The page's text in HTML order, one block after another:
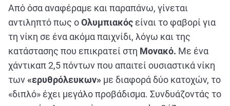
Από όσα αναφέραμε και παραπάνω, γίνεται
αντιληπτό πως οΟλυμπιακός είναι το φαβορί για
τη νίκη σε ένα ακόμα παιχνίδι, λόγω και της
κατάστασης που επικρατεί στη Μονακό. Με ένα
χάντικαπ 2,5 πόντων που απαιτεί ουσιαστικά νίκη
των«ερυθρόλευκων» με διαφορά δύο κατοχών, το
«διπλό» έχει μεγάλο προβάδισμα. Συνδυάζοντάς το